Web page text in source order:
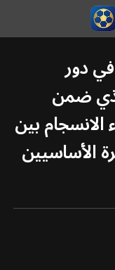
دور
ضمن
الانسجام بين
الأساسيين